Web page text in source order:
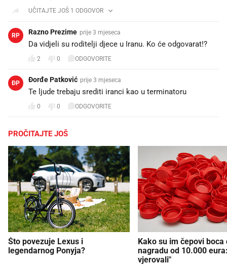
UČITAJTE JOŠ 1 ODGOVOR
RP Razno Prezime prije 3 mjeseca
Da vidjeli su roditelji djece u Iranu. Ko će odgovarat!?
2 0 ODGOVORITE
ĐP Đorđe Patković prije 3 mjeseca
Te ljude trebaju srediti iranci kao u terminatoru
0 0 ODGOVORITE
PROČITAJTE JOŠ
Što povezuje Lexus i
legendarnog Ponyja?
Kako su im čepovi boca
nagradu od 10.000
vjerovali"